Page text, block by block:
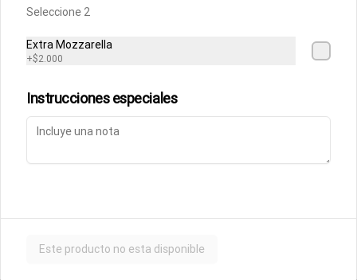
Lasagna de berenjenas con salsa
rossa (tomates italianos triturados y un
toque de crema) y queso parmesano.
$9.500
Ñoquis a la Rossa
queso parmesano acompañados de
Seleccione 2
Extra Mozzarella
+$2.000
Instrucciones especiales
Este producto no esta disponible